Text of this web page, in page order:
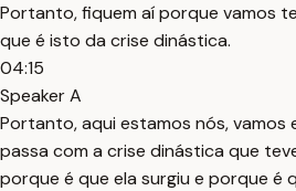
Portanto, fiquem aí porque vamos
que é isto da crise dinástica.
04:15
Speaker A
Portanto, aqui estamos nós, vamos
passa com a crise dinástica que
porque é que ela surgiu e porque é